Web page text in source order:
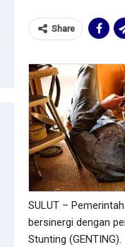
Share
SULUT –
bersinergi dengan
Stunting (GENTING).